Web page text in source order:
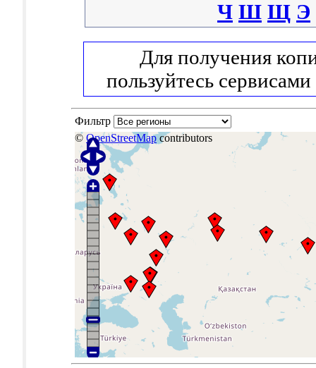
Ч Ш Щ Э
Для получения
пользуйтесь сервисами
Фильтр
© OpenStreetMapcontributors